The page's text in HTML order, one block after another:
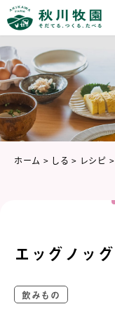
ホーム > しる > レシピ >
エッグノッグ
飲みもの